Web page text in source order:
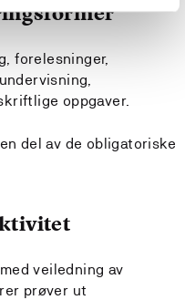
forelesninger,
oppgaver.
del av de obligatoriske
veiledning av
prøver ut